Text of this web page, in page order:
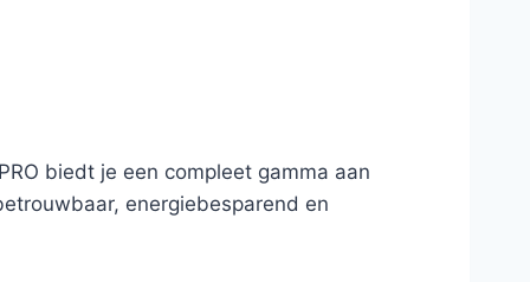
biedt je een compleet gamma aan
energiebesparend en